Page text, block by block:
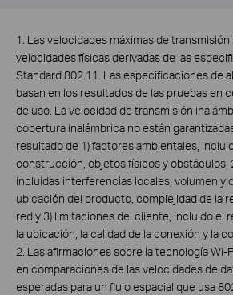
1. Las velocidades máximas de
velocidades físicas derivadas de las
Standard 802.11. Las especificaciones de
basan en los resultados de las pruebas en
de uso. La velocidad de transmisión
cobertura inalámbrica no están
resultado de 1) factores ambientales,
construcción, objetos físicos y obstáculos,
incluidas interferencias locales, volumen y
ubicación del producto, complejidad de la
red y 3) limitaciones del cliente, incluido el
la ubicación, la calidad de la conexión y la
2. Las afirmaciones sobre la tecnología Wi-
en comparaciones de las velocidades de
esperadas para un flujo espacial que usa